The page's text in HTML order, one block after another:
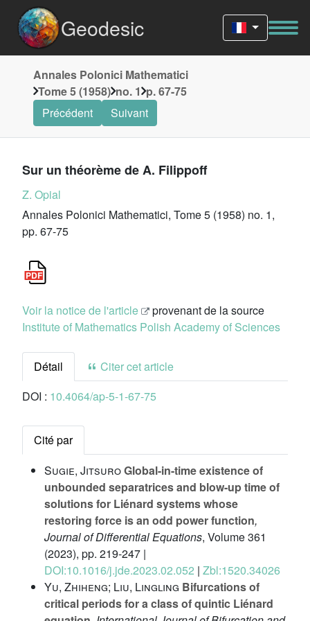
Geodesic
Annales Polonici Mathematici
Tome 5 (1958) no. 1 p. 67-75
Précédent
Suivant
Sur un théorème de A. Filippoff
Z. Opial
Annales Polonici Mathematici, Tome 5 (1958) no. 1,
pp. 67-75
Voir la notice de l'article
provenant de la source
Institute of Mathematics Polish Academy of Sciences
Détail
Citer cet article
DOI : 10.4064/ap-5-1-67-75
Cité par
Sugie, JitsuroGlobal-in-time existence of
unbounded separatrices and blow-up time of
solutions for Liénard systems whose
restoring force is an odd power function,
Journal of Differential Equations, Volume 361
(2023), pp. 219-247 |
DOI:10.1016/j.jde.2023.02.052 | Zbl:1520.34026
Yu, Zhiheng; Liu, Lingling Bifurcations of
critical periods for a class of quintic Liénard